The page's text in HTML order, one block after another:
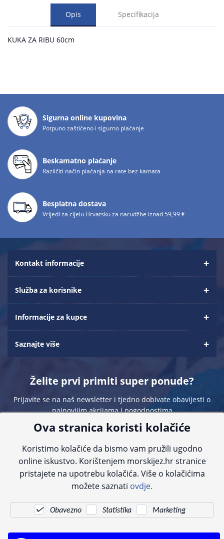
Opis Specifikacija
KUKA ZA RIBU 60cm
Sigurna online kupovina
Potpuno zaštićeno i sigurno plaćanje
Beskamatno plaćanje
Različiti način plaćanja na rate bez kamata
Besplatna dostava
Vrijedi za cijelu Hrvatsku za narudžbe iznad 59,99 €
Kontakt informacije
Služba za korisnike
Informacije za kupce
Saznajte više
Želite prvi primiti super ponude?
Prijavite se na naš newsletter i tjedno dobivate obavijesti o
najnovijim akcijama i pogodnostima
Sve navedene cijene sadrže PDV. Pokušavamo osigurati što preciznije
informacije, ali zbog tehnoloških ograničenja ne možemo garantirati potpunu
kontaktirajte nas putem telefona:+385 23 231 761ili e-maila:info@morskijez.hr
Ova stranica koristi kolačiće
Koristimo kolačiće da bismo vam pružili ugodno
online iskustvo. Korištenjem morskijez.hr stranice
pristajete na upotrebu kolačića. Više o kolačićima
možete saznati ovdje.
Obavezno Statistika Marketing